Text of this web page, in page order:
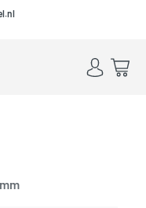
main content
footer
Account